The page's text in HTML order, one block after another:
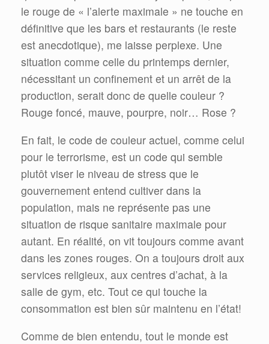
le rouge de « l’alerte maximale » ne touche en
définitive que les bars et restaurants (le reste
est anecdotique), me laisse perplexe. Une
situation comme celle du printemps dernier,
nécessitant un confinement et un arrêt de la
production, serait donc de quelle couleur ?
Rouge foncé, mauve, pourpre, noir… Rose ?
En fait, le code de couleur actuel, comme celui
pour le terrorisme, est un code qui semble
plutôt viser le niveau de stress que le
gouvernement entend cultiver dans la
population, mais ne représente pas une
situation de risque sanitaire maximale pour
autant. En réalité, on vit toujours comme avant
dans les zones rouges. On a toujours droit aux
services religieux, aux centres d’achat, à la
salle de gym, etc. Tout ce qui touche la
consommation est bien sûr maintenu en l’état!
Comme de bien entendu, tout le monde est